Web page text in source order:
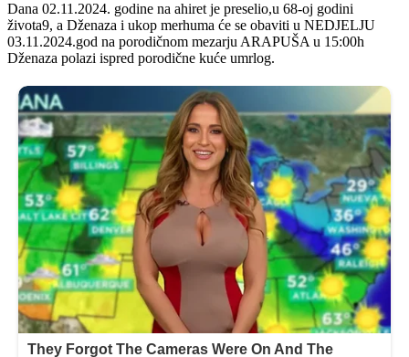
Dana 02.11.2024. godine na ahiret je preselio,u 68-oj godini
života9, a Dženaza i ukop merhuma će se obaviti u NEDJELJU
03.11.2024.god na porodičnom mezarju ARAPUŠA u 15:00h
Dženaza polazi ispred porodične kuće umrlog.